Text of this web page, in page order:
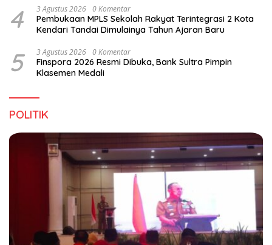
4 3 Agustus 2026 0 Komentar
Pembukaan MPLS Sekolah Rakyat Terintegrasi 2 Kota
Kendari Tandai Dimulainya Tahun Ajaran Baru
5 3 Agustus 2026 0 Komentar
Finspora 2026 Resmi Dibuka, Bank Sultra Pimpin
Klasemen Medali
POLITIK